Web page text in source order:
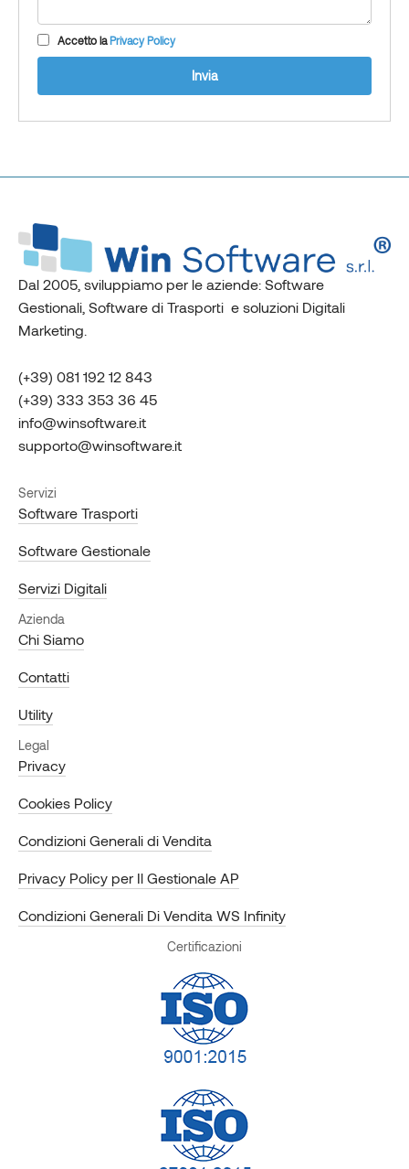
Accetto la Privacy Policy
Invia
Dal 2005, sviluppiamo per le aziende: Software
Gestionali, Software di Trasporti e soluzioni Digitali
Marketing.
(+39) 081 192 12 843
(+39) 333 353 36 45
info@winsoftware.it
supporto@winsoftware.it
Servizi
Software Trasporti
Software Gestionale
Servizi Digitali
Azienda
Chi Siamo
Contatti
Utility
Legal
Privacy
Cookies Policy
Condizioni Generali di Vendita
Privacy Policy per Il Gestionale AP
Condizioni Generali Di Vendita WS Infinity
Certificazioni